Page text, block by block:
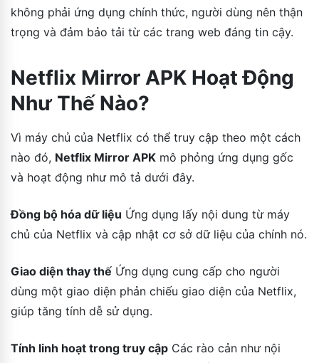
không phải ứng dụng chính thức, người dùng nên thận
trọng và đảm bảo tải từ các trang web đáng tin cậy.
Netflix Mirror APK Hoạt Động
Như Thế Nào?
Vì máy chủ của Netflix có thể truy cập theo một cách
nào đó, Netflix Mirror APK mô phỏng ứng dụng gốc
và hoạt động như mô tả dưới đây.
Đồng bộ hóa dữ liệu Ứng dụng lấy nội dung từ máy
chủ của Netflix và cập nhật cơ sở dữ liệu của chính nó.
Giao diện thay thế Ứng dụng cung cấp cho người
dùng một giao diện phản chiếu giao diện của Netflix,
giúp tăng tính dễ sử dụng.
Tính linh hoạt trong truy cập Các rào cản như nội